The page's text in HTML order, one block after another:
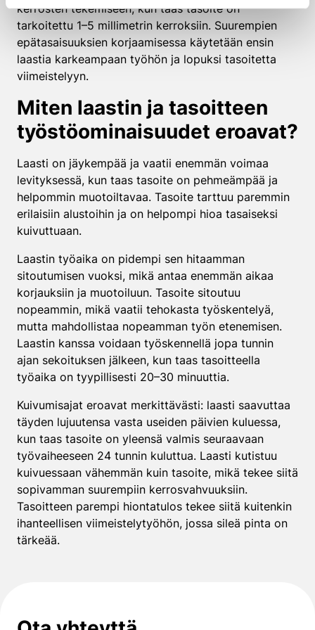
kerrosten tekemiseen, kun taas tasoite on
tarkoitettu 1–5 millimetrin kerroksiin. Suurempien
epätasaisuuksien korjaamisessa käytetään ensin
laastia karkeampaan työhön ja lopuksi tasoitetta
viimeistelyyn.
Miten laastin ja tasoitteen
työstöominaisuudet eroavat?
Laasti on jäykempää ja vaatii enemmän voimaa
levityksessä, kun taas tasoite on pehmeämpää ja
helpommin muotoiltavaa. Tasoite tarttuu paremmin
erilaisiin alustoihin ja on helpompi hioa tasaiseksi
kuivuttuaan.
Laastin työaika on pidempi sen hitaamman
sitoutumisen vuoksi, mikä antaa enemmän aikaa
korjauksiin ja muotoiluun. Tasoite sitoutuu
nopeammin, mikä vaatii tehokasta työskentelyä,
mutta mahdollistaa nopeamman työn etenemisen.
Laastin kanssa voidaan työskennellä jopa tunnin
ajan sekoituksen jälkeen, kun taas tasoitteella
työaika on tyypillisesti 20–30 minuuttia.
Kuivumisajat eroavat merkittävästi: laasti saavuttaa
täyden lujuutensa vasta useiden päivien kuluessa,
kun taas tasoite on yleensä valmis seuraavaan
työvaiheeseen 24 tunnin kuluttua. Laasti kutistuu
kuivuessaan vähemmän kuin tasoite, mikä tekee siitä
sopivamman suurempiin kerrosvahvuuksiin.
Tasoitteen parempi hiontatulos tekee siitä kuitenkin
ihanteellisen viimeistelytyöhön, jossa sileä pinta on
tärkeää.